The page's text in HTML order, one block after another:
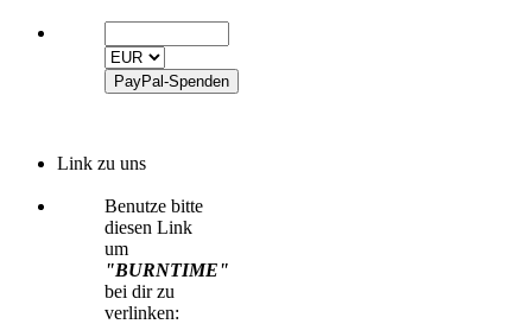
Link zu uns
Benutze bitte
diesen Link
um
"BURNTIME"
bei dir zu
verlinken: